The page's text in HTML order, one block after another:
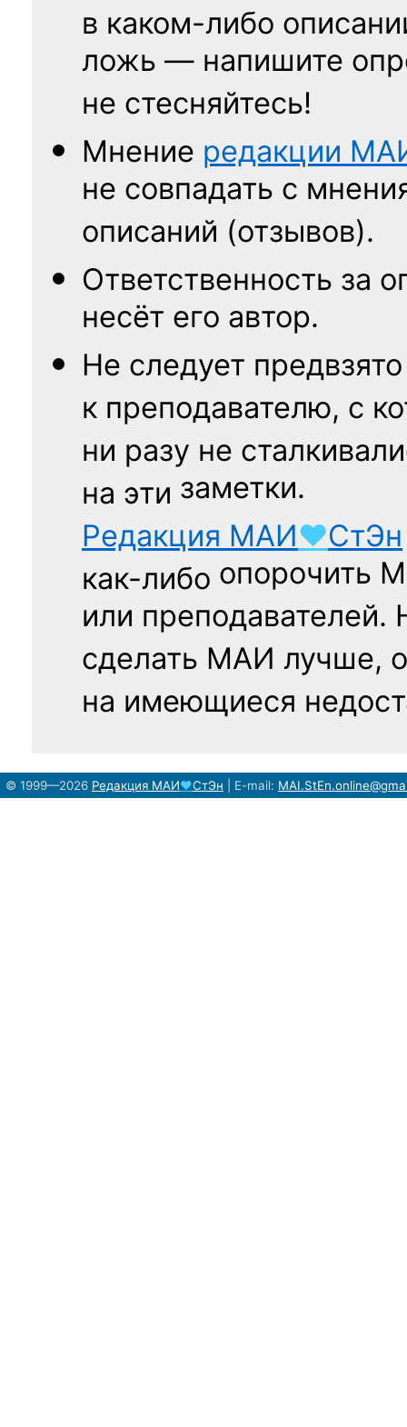
в каком-либо
ложь — напишите
не стесняйтесь!
Мнение редакции
не совпадать с
описаний (отзывов).
Ответственность за
несёт его автор.
Не следует
к преподавателю, с
ни разу не
на эти заметки.
Редакция МАИ♥СтЭн
как-либо опорочить
или
сделать МАИ лучше,
на имеющиеся
© 1999—2026 Редакция МАИ♥СтЭн E-mail: